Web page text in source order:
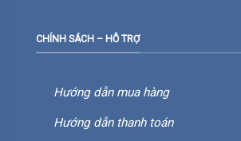
CHÍNH SÁCH – HỖ TRỢ
Hướng dẫn mua hàng
Hướng dẫn thanh toán